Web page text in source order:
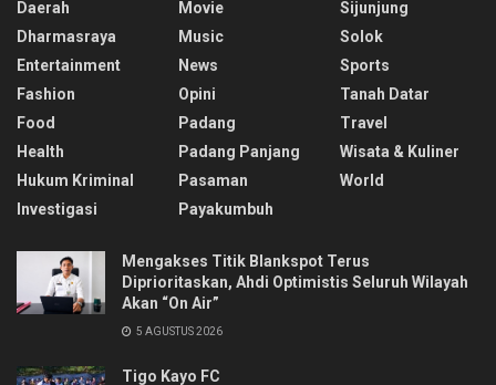
Daerah
Dharmasraya
Entertainment
Fashion
Food
Health
Hukum Kriminal
Investigasi
Movie
Music
News
Opini
Padang
Padang Panjang
Pasaman
Payakumbuh
Sijunjung
Solok
Sports
Tanah Datar
Travel
Wisata & Kuliner
World
Mengakses Titik Blankspot Terus
Diprioritaskan, Ahdi Optimistis Seluruh Wilayah
Akan “On Air”
5 AGUSTUS 2026
Tigo Kayo FC